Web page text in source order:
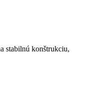
stabilnú konštrukciu,